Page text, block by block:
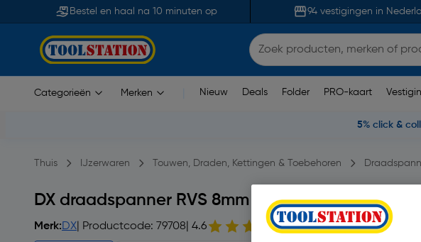
Bestel en haal na 10 minuten op 94 vestigingen in
Categorieën Merken Nieuw Deals Folder PRO-kaart
5% click &
Thuis IJzerwaren Touwen, Draden, Kettingen & Toebehoren
DX draadspanner RVS 8mm
Merk:DX | Productcode: 79708 | 4.6 8 opmerking(en)| Stuk